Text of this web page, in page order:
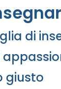
di
giusto